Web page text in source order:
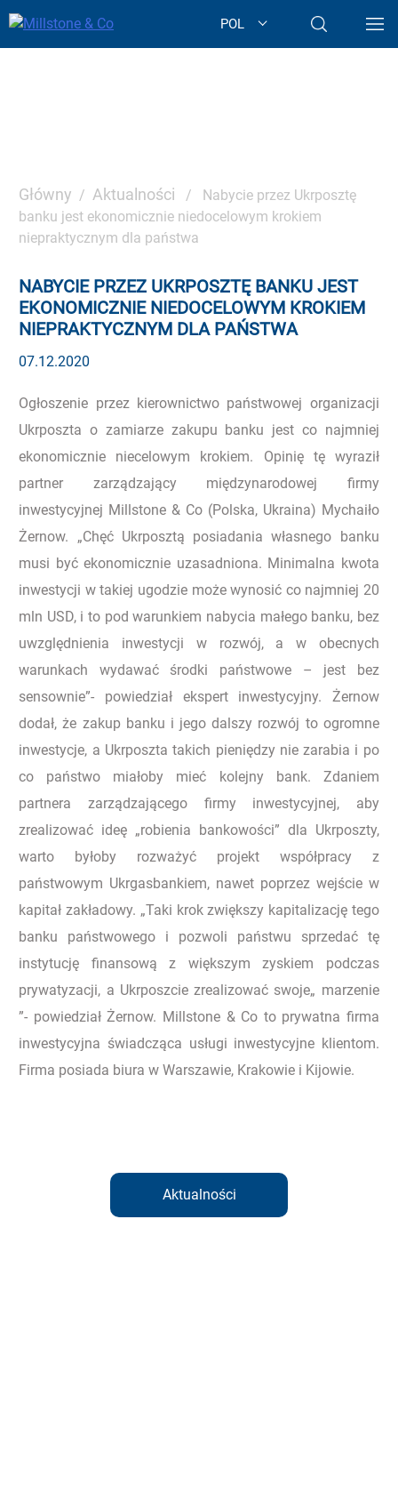
Skip
to
content
POL
Główny /Aktualności / Nabycie przez Ukrposztę
banku jest ekonomicznie niedocelowym krokiem
niepraktycznym dla państwa
NABYCIE PRZEZ UKRPOSZTĘ BANKU JEST
EKONOMICZNIE NIEDOCELOWYM KROKIEM
NIEPRAKTYCZNYM DLA PAŃSTWA
07.12.2020
Ogłoszenie przez kierownictwo państwowej organizacji
Ukrposzta o zamiarze zakupu banku jest co najmniej
ekonomicznie niecelowym krokiem. Opinię tę wyraził
partner zarządzający międzynarodowej firmy
inwestycyjnej Millstone & Co (Polska, Ukraina) Mychaiło
Żernow. „Chęć Ukrposztą posiadania własnego banku
musi być ekonomicznie uzasadniona. Minimalna kwota
inwestycji w takiej ugodzie może wynosić co najmniej 20
mln USD, i to pod warunkiem nabycia małego banku, bez
uwzględnienia inwestycji w rozwój, a w obecnych
warunkach wydawać środki państwowe – jest bez
sensownie”- powiedział ekspert inwestycyjny. Żernow
dodał, że zakup banku i jego dalszy rozwój to ogromne
inwestycje, a Ukrposzta takich pieniędzy nie zarabia i po
co państwo miałoby mieć kolejny bank. Zdaniem
partnera zarządzającego firmy inwestycyjnej, aby
zrealizować ideę „robienia bankowości” dla Ukrposzty,
warto byłoby rozważyć projekt współpracy z
państwowym Ukrgasbankiem, nawet poprzez wejście w
kapitał zakładowy. „Taki krok zwiększy kapitalizację tego
banku państwowego i pozwoli państwu sprzedać tę
instytucję finansową z większym zyskiem podczas
prywatyzacji, a Ukrposzcie zrealizować swoje„ marzenie
”- powiedział Żernow. Millstone & Co to prywatna firma
inwestycyjna świadcząca usługi inwestycyjne klientom.
Firma posiada biura w Warszawie, Krakowie i Kijowie.
Aktualności